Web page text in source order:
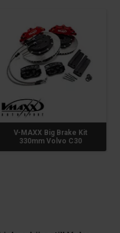
V-MAXX Big Brake Kit
330mm Volvo C30